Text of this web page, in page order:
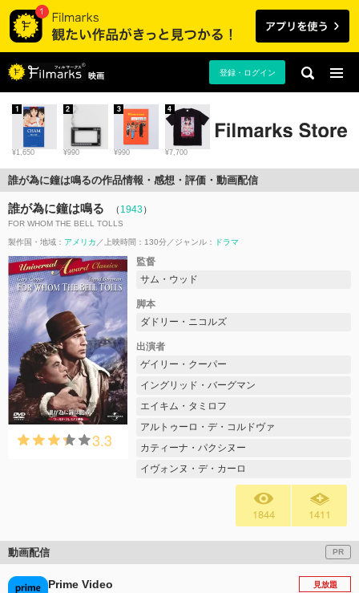
映画 登録・ログイン
¥1,650
1
¥990
2
¥990
3
¥7,700
4
誰が為に鐘は鳴るの作品情報・感想・評価・動画配信
誰が為に鐘は鳴る （ 1943）
FOR WHOM THE BELL TOLLS
製作国・地域： アメリカ 上映時間：130分 ジャンル： ドラマ
3.3
監督
サム・ウッド
脚本
ダドリー・ニコルズ
出演者
ゲイリー・クーパー
イングリッド・バーグマン
エイキム・タミロフ
アルトゥーロ・デ・コルドヴァ
カティーナ・パクシヌー
イヴォンヌ・デ・カーロ
1844 1411
動画配信 PR
Prime Video 見放題